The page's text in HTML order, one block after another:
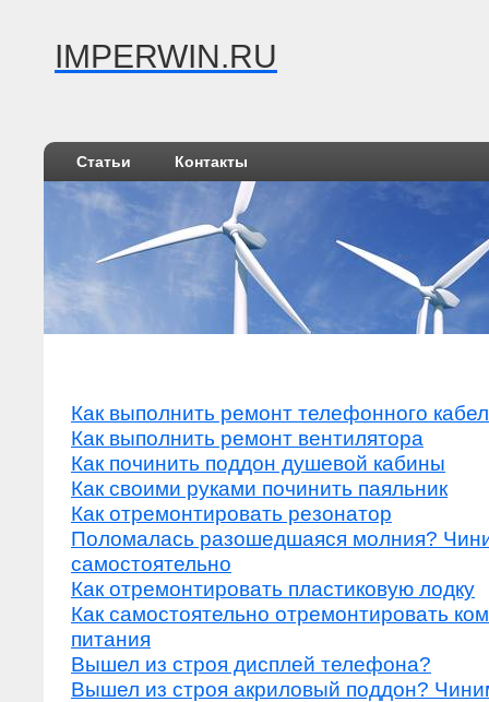
IMPERWIN.RU
Статьи Контакты
Как выполнить ремонт телефонного
Как выполнить ремонт вентилятора
Как починить поддон душевой кабины
Как своими руками починить паяльник
Как отремонтировать резонатор
Поломалась разошедшаяся молния?
самостоятельно
Как отремонтировать пластиковую лодку
Как самостоятельно отремонтировать
питания
Вышел из строя дисплей телефона?
Вышел из строя акриловый поддон?